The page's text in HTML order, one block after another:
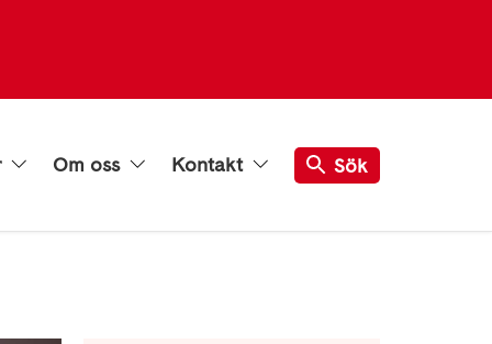
Om oss Kontakt Sök